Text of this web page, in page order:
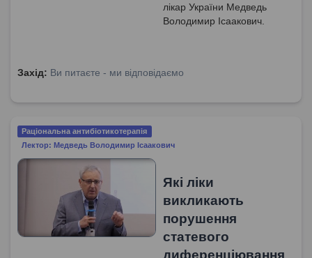
лікар України Медведь
Володимир Ісаакович.
Захід: Ви питаєте - ми відповідаємо
Раціональна антибіотикотерапія
Лектор: Медведь Володимир Ісаакович
Які ліки
викликають
порушення
статевого
диференціювання